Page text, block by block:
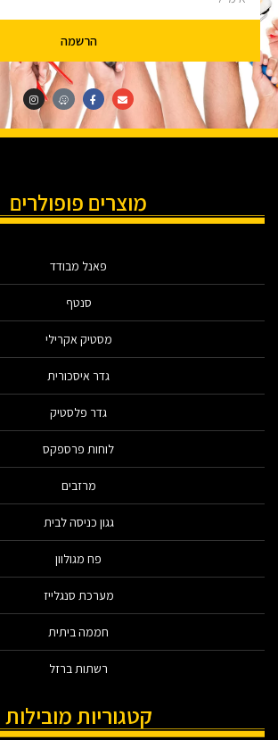
הרשמה
מוצרים פופולרים
פאנל מבודד
סנטף
מסטיק אקרילי
גדר איסכורית
גדר פלסטיק
לוחות פרספקס
מרזבים
גגון כניסה לבית
פח מגולוון
מערכת סנגלייז
חממה ביתית
רשתות ברזל
קטגוריות מובילות